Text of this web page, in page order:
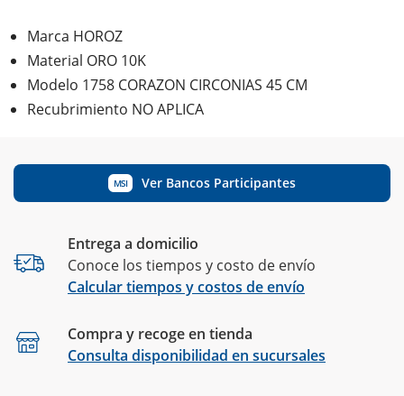
Marca HOROZ
Material ORO 10K
Modelo 1758 CORAZON CIRCONIAS 45 CM
Recubrimiento NO APLICA
MSI Ver Bancos Participantes
Entrega a domicilio
Conoce los tiempos y costo de envío
Calcular tiempos y costos de envío
Compra y recoge en tienda
Consulta disponibilidad en sucursales